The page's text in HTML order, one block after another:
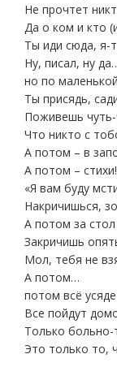
Не прочтет
Да о ком и кто
Ты иди сюда, я-
Ну, писал, ну
но по
Ты присядь,
Поживешь
Что никто с
А потом – в
А потом –
«Я вам буду
Накричишься,
А потом за
Закричишь
Мол, тебя не
А потом…
потом всё
Все пойдут
Только больно-
Это только то,